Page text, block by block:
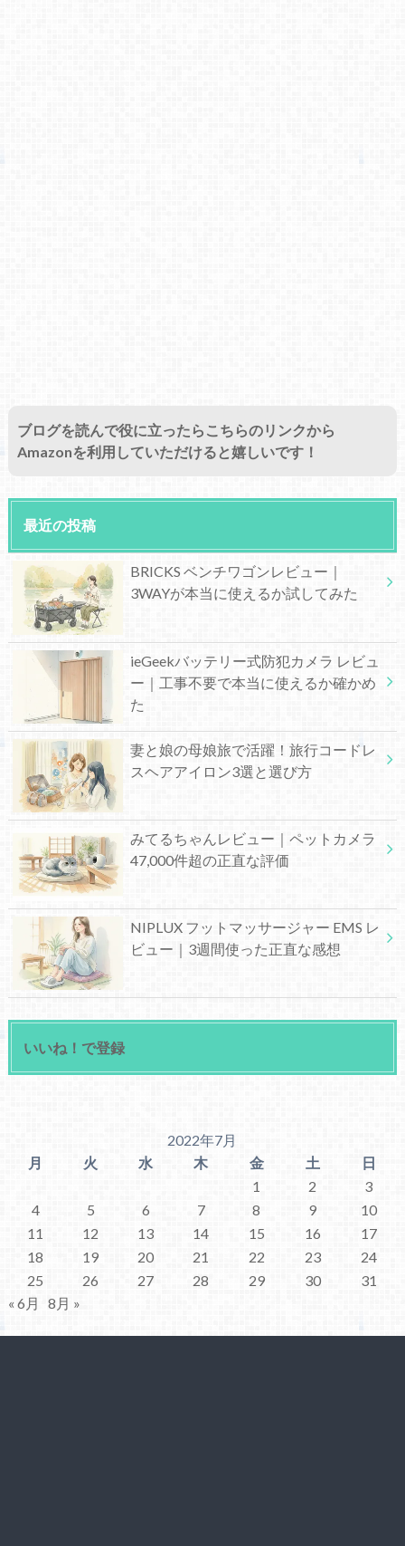
ブログを読んで役に立ったらこちらのリンクから
Amazonを利用していただけると嬉しいです！
最近の投稿
BRICKS ベンチワゴンレビュー｜
3WAYが本当に使えるか試してみた
ieGeekバッテリー式防犯カメラ レビュ
ー｜工事不要で本当に使えるか確かめ
た
妻と娘の母娘旅で活躍！旅行コードレ
スヘアアイロン3選と選び方
みてるちゃんレビュー｜ペットカメラ
47,000件超の正直な評価
NIPLUX フットマッサージャー EMS レ
ビュー｜3週間使った正直な感想
いいね！で登録
2022年7月
月
火 水 木 金 土
日
1
2
3
4
5 6 7 8 9
10
11
12 13 14 15 16
17
18
19 20 21 22 23
24
25
26 27 28 29 30
31
« 6月
8月 »